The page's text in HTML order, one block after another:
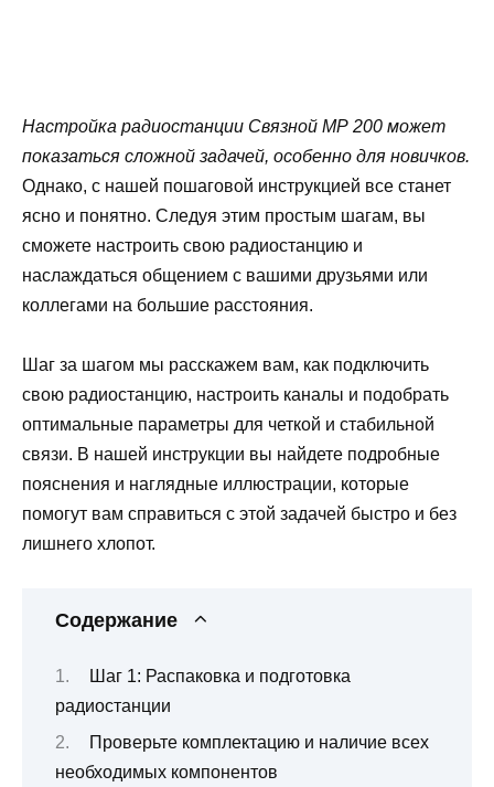
Настройка радиостанции Связной МР 200 может
показаться сложной задачей, особенно для новичков.
Однако, с нашей пошаговой инструкцией все станет
ясно и понятно. Следуя этим простым шагам, вы
сможете настроить свою радиостанцию и
наслаждаться общением с вашими друзьями или
коллегами на большие расстояния.
Шаг за шагом мы расскажем вам, как подключить
свою радиостанцию, настроить каналы и подобрать
оптимальные параметры для четкой и стабильной
связи. В нашей инструкции вы найдете подробные
пояснения и наглядные иллюстрации, которые
помогут вам справиться с этой задачей быстро и без
лишнего хлопот.
Содержание
Шаг 1: Распаковка и подготовка
радиостанции
Проверьте комплектацию и наличие всех
необходимых компонентов